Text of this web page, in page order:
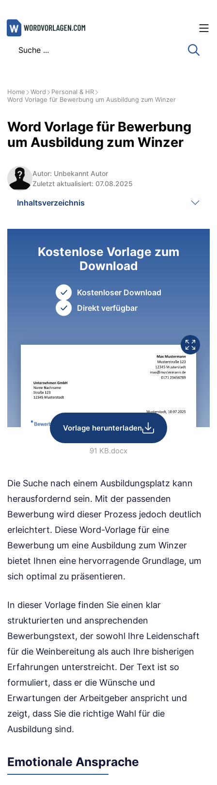
Zum
Inhalt
Home Word
Personal & HR
Word Vorlage für Bewerbung um Ausbildung zum Winzer
Word Vorlage für Bewerbung
um Ausbildung zum Winzer
Autor: Unbekannt Autor
Zuletzt aktualisiert: 07.08.2025
Inhaltsverzeichnis
Kostenlose Vorlage zum
Download
Kostenloser Download
Direkt verfügbar
Vorlage herunterladen
91 KB.docx
Die Suche nach einem Ausbildungsplatz kann
herausfordernd sein. Mit der passenden
Bewerbung wird dieser Prozess jedoch deutlich
erleichtert. Diese Word-Vorlage für eine
Bewerbung um eine Ausbildung zum Winzer
bietet Ihnen eine hervorragende Grundlage, um
sich optimal zu präsentieren.
In dieser Vorlage finden Sie einen klar
strukturierten und ansprechenden
Bewerbungstext, der sowohl Ihre Leidenschaft
für die Weinbereitung als auch Ihre bisherigen
Erfahrungen unterstreicht. Der Text ist so
formuliert, dass er die Wünsche und
Erwartungen der Arbeitgeber anspricht und
zeigt, dass Sie die richtige Wahl für die
Ausbildung sind.
Emotionale Ansprache